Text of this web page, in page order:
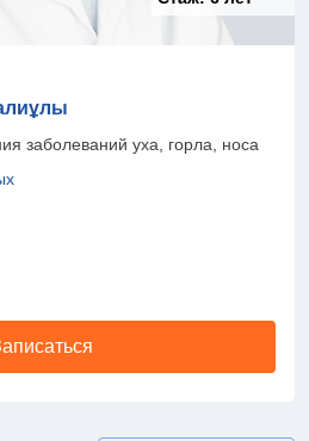
заболеваний уха, горла, носа